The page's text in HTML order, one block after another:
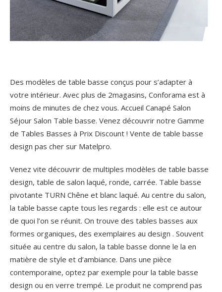
Des modèles de table basse conçus pour s’adapter à
votre intérieur. Avec plus de 2magasins, Conforama est à
moins de minutes de chez vous. Accueil Canapé Salon
Séjour Salon Table basse. Venez découvrir notre Gamme
de Tables Basses à Prix Discount ! Vente de table basse
design pas cher sur Matelpro.
Venez vite découvrir de multiples modèles de table basse
design, table de salon laqué, ronde, carrée. Table basse
pivotante TURN Chêne et blanc laqué. Au centre du salon,
la table basse capte tous les regards : elle est ce autour
de quoi l’on se réunit. On trouve des tables basses aux
formes organiques, des exemplaires au design . Souvent
située au centre du salon, la table basse donne le la en
matière de style et d’ambiance. Dans une pièce
contemporaine, optez par exemple pour la table basse
design ou en verre trempé. Le produit ne comprend pas